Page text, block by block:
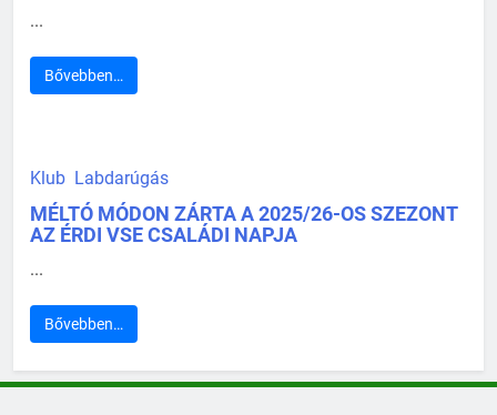
...
Bővebben…
Klub Labdarúgás
MÉLTÓ MÓDON ZÁRTA A 2025/26-OS SZEZONT
AZ ÉRDI VSE CSALÁDI NAPJA
...
Bővebben…